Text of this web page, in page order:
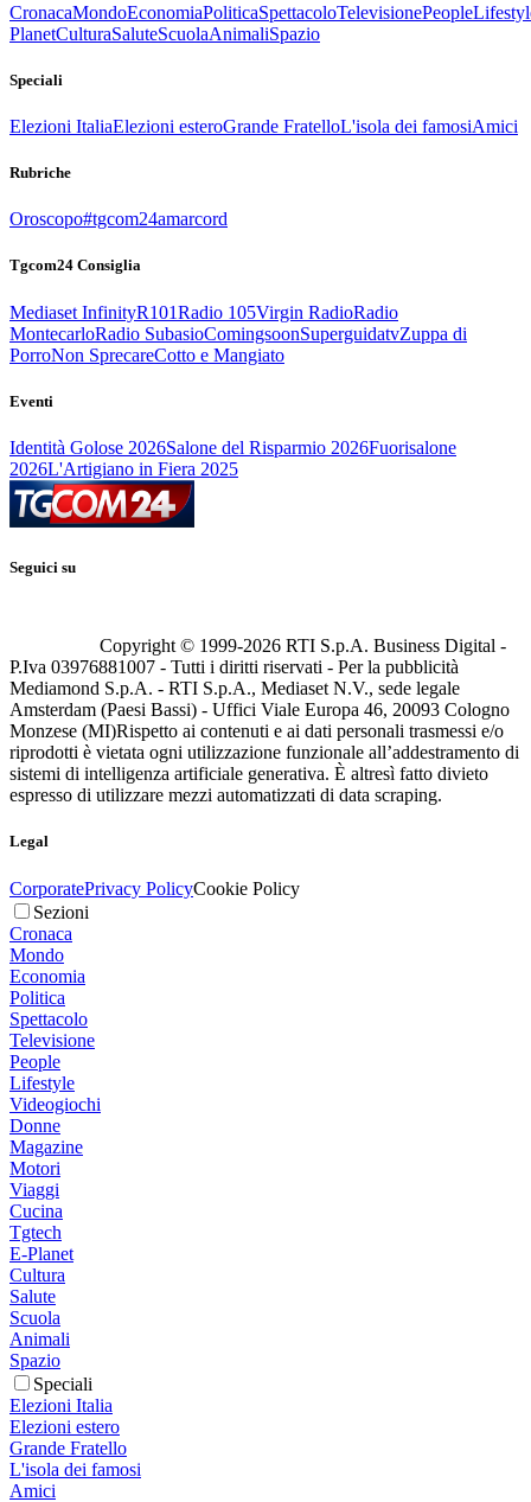
CronacaMondoEconomiaPoliticaSpettacoloTelevisionePeople
PlanetCulturaSaluteScuolaAnimaliSpazio
Speciali
Elezioni ItaliaElezioni esteroGrande FratelloL'isola dei famosiAmici
Rubriche
Oroscopo#tgcom24amarcord
Tgcom24 Consiglia
Mediaset InfinityR101Radio 105Virgin RadioRadio
MontecarloRadio SubasioComingsoonSuperguidatvZuppa di
PorroNon SprecareCotto e Mangiato
Eventi
Identità Golose 2026Salone del Risparmio 2026Fuorisalone
2026L'Artigiano in Fiera 2025
Seguici su
Copyright © 1999-2026 RTI S.p.A. Business Digital -
P.Iva 03976881007 - Tutti i diritti riservati - Per la pubblicità
Mediamond S.p.A. - RTI S.p.A., Mediaset N.V., sede legale
Amsterdam (Paesi Bassi) - Uffici Viale Europa 46, 20093 Cologno
Monzese (MI)Rispetto ai contenuti e ai dati personali trasmessi e/o
riprodotti è vietata ogni utilizzazione funzionale all’addestramento di
sistemi di intelligenza artificiale generativa. È altresì fatto divieto
espresso di utilizzare mezzi automatizzati di data scraping.
Legal
CorporatePrivacy PolicyCookie Policy
Sezioni
Cronaca
Mondo
Economia
Politica
Spettacolo
Televisione
People
Lifestyle
Videogiochi
Donne
Magazine
Motori
Viaggi
Cucina
Tgtech
E-Planet
Cultura
Salute
Scuola
Animali
Spazio
Speciali
Elezioni Italia
Elezioni estero
Grande Fratello
L'isola dei famosi
Amici